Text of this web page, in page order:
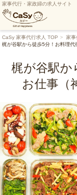
家事代行・家政婦の求人サイト
CaSy 家事代行求人 TOP 家事
梶が谷駅から徒歩5分！お料理代
梶が谷駅か
お仕事（